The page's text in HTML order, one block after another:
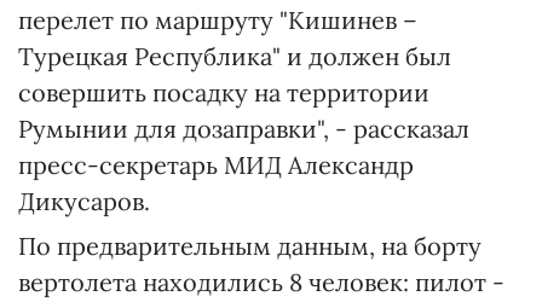
перелет по маршруту "Кишинев –
Турецкая Республика" и должен был
совершить посадку на территории
Румынии для дозаправки", - рассказал
пресс-секретарь МИД Александр
Дикусаров.
По предварительным данным, на борту
вертолета находились 8 человек: пилот -